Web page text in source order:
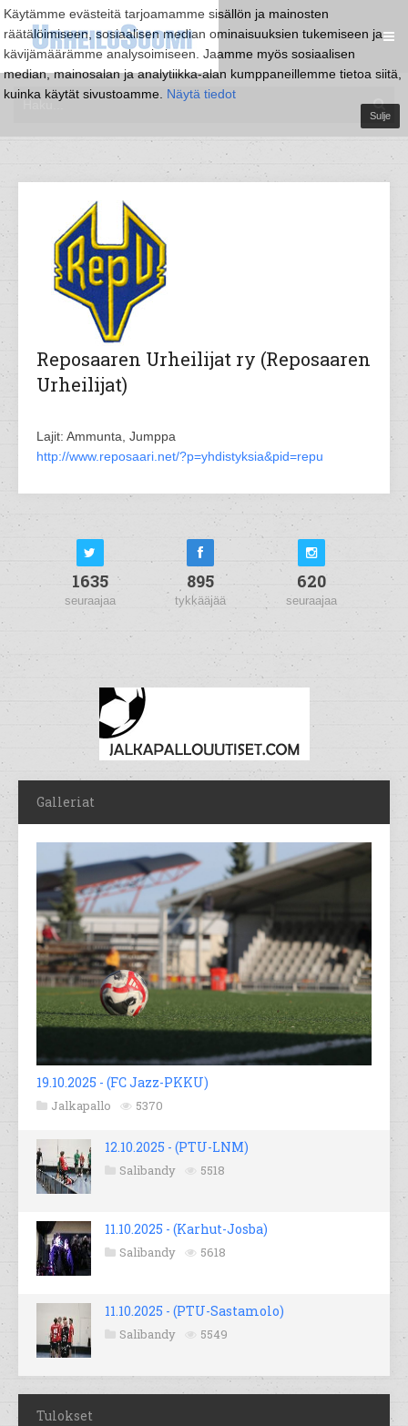
Käytämme evästeitä tarjoamamme sisällön ja mainosten
räätälöimiseen, sosiaalisen median ominaisuuksien tukemiseen ja
kävijämäärämme analysoimiseen. Jaamme myös sosiaalisen
median, mainosalan ja analytiikka-alan kumppaneillemme tietoa siitä,
kuinka käytät sivustoamme. Näytä tiedot
Sulje
Reposaaren Urheilijat ry (Reposaaren
Urheilijat)
Lajit: Ammunta, Jumppa
http://www.reposaari.net/?p=yhdistyksia&pid=repu
1635
seuraajaa
895
tykkääjää
620
seuraajaa
Galleriat
19.10.2025 - (FC Jazz-PKKU)
Jalkapallo 5370
12.10.2025 - (PTU-LNM)
Salibandy 5518
11.10.2025 - (Karhut-Josba)
Salibandy 5618
11.10.2025 - (PTU-Sastamolo)
Salibandy 5549
Tulokset